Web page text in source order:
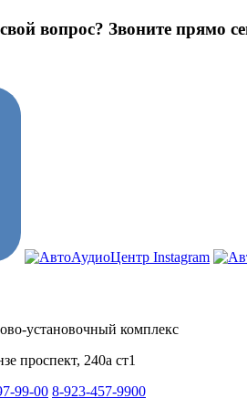
вопрос? Звоните прямо
установочный комплекс
проспект, 240а ст1
99-00 8-923-457-9900